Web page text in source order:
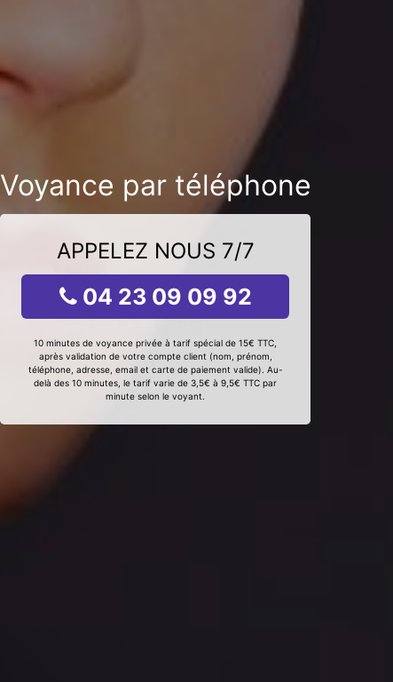
Voyance par téléphone
APPELEZ NOUS 7/7
04 23 09 09 92
10 minutes de voyance privée à tarif spécial de 15€ TTC,
après validation de votre compte client (nom, prénom,
téléphone, adresse, email et carte de paiement valide). Au-
delà des 10 minutes, le tarif varie de 3,5€ à 9,5€ TTC par
minute selon le voyant.